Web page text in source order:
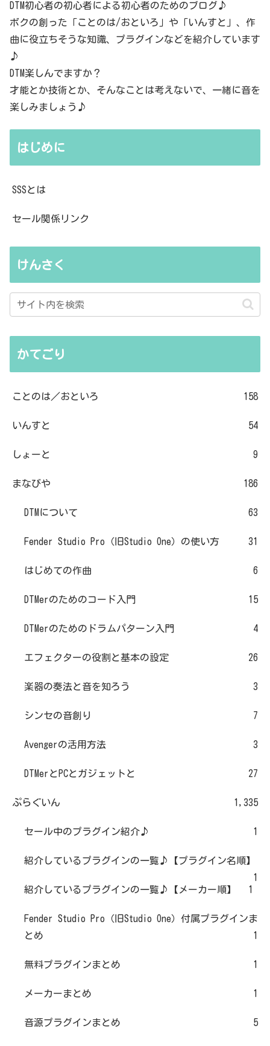
DTM初心者の初心者による初心者のためのブログ♪
ボクの創った「ことのは/おといろ」や「いんすと」、作
曲に役立ちそうな知識、プラグインなどを紹介しています
♪
DTM楽しんでますか？
才能とか技術とか、そんなことは考えないで、一緒に音を
楽しみましょう♪
はじめに
SSSとは
セール関係リンク
けんさく
かてごり
ことのは／おといろ 158
いんすと 54
しょーと 9
まなびや 186
DTMについて 63
Fender Studio Pro（旧Studio One）の使い方 31
はじめての作曲 6
DTMerのためのコード入門 15
DTMerのためのドラムパターン入門 4
エフェクターの役割と基本の設定 26
楽器の奏法と音を知ろう 3
シンセの音創り 7
Avengerの活用方法 3
DTMerとPCとガジェットと 27
ぷらぐいん 1,335
セール中のプラグイン紹介♪ 1
紹介しているプラグインの一覧♪【プラグイン名順】
1
紹介しているプラグインの一覧♪【メーカー順】
1
Fender Studio Pro（旧Studio One）付属プラグインま
とめ
1
無料プラグインまとめ 1
メーカーまとめ 1
音源プラグインまとめ 5